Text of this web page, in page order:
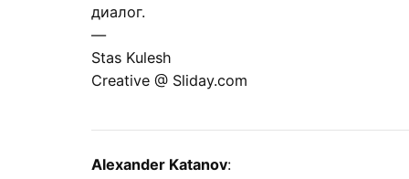
диалог.
—
Stas Kulesh
Creative @ Sliday.com
Alexander Katanov: